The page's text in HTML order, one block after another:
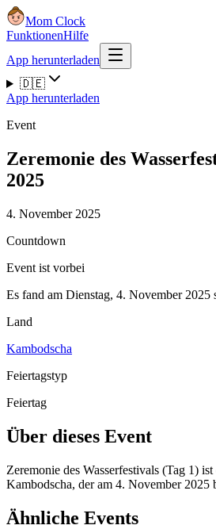
Mom Clock
FunktionenHilfe
App herunterladen
🇩🇪
App herunterladen
Event
Zeremonie des
2025
4. November 2025
Countdown
Event ist vorbei
Es fand am Dienstag, 4. November 2025
Land
Kambodscha
Feiertagstyp
Feiertag
Über dieses Event
Zeremonie des Wasserfestivals (Tag 1)
Kambodscha, der am 4. November 2025
Ähnliche Events